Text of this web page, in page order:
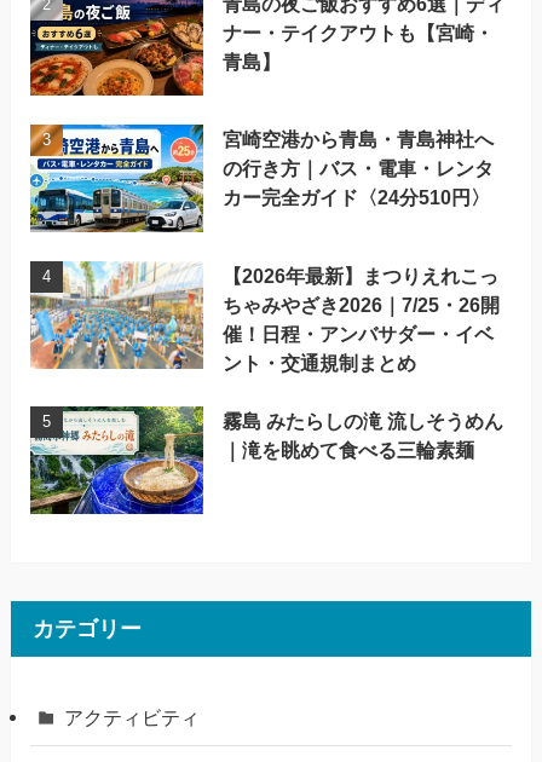
ナー・テイクアウトも【宮崎・
青島】
宮崎空港から青島・青島神社へ
の行き方｜バス・電車・レンタ
カー完全ガイド〈24分510円〉
【2026年最新】まつりえれこっ
ちゃみやざき2026｜7/25・26開
催！日程・アンバサダー・イベ
ント・交通規制まとめ
霧島 みたらしの滝 流しそうめん
｜滝を眺めて食べる三輪素麺
カテゴリー
アクティビティ